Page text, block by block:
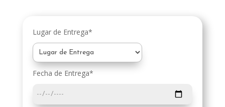
Lugar de Entrega*
Fecha de Entrega*